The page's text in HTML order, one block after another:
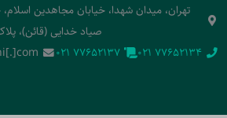
تهران، میدان شهدا، خیابان مجاهدین اسلام،
صیاد خدایی (قائن)،
‭021 77652134‬
‭021 77652137‬